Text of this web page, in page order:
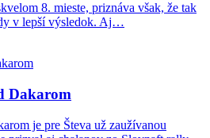
8. mieste, priznáva však, že tak
v lepší výsledok. Aj…
Dakarom
je pre Števa už zaužívanou